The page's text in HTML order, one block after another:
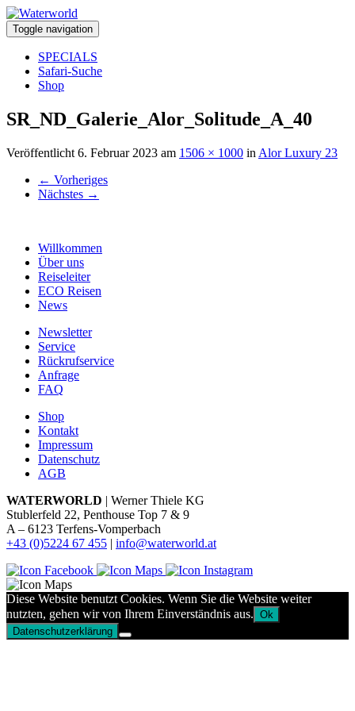
Toggle navigation
SPECIALS
Safari-Suche
Shop
SR_ND_Galerie_Alor_Solitude_A_40
Veröffentlicht 6. Februar 2023 am 1506 × 1000 in Alor Luxury 23
← Vorheriges
Nächstes →
Willkommen
Über uns
Reiseleiter
ECO Reisen
News
Newsletter
Service
Rückrufservice
Anfrage
FAQ
Shop
Kontakt
Impressum
Datenschutz
AGB
WATERWORLD | Werner Thiele KG
Stublerfeld 22, Penthouse Top 7 & 9
A – 6123 Terfens-Vomperbach
+43 (0)5224 67 455 | info@waterworld.at
Diese Website benutzt Cookies. Wenn Sie die Website weiter
nutzten, gehen wir von Ihrem Einverständnis aus. Ok
Datenschutzerklärung